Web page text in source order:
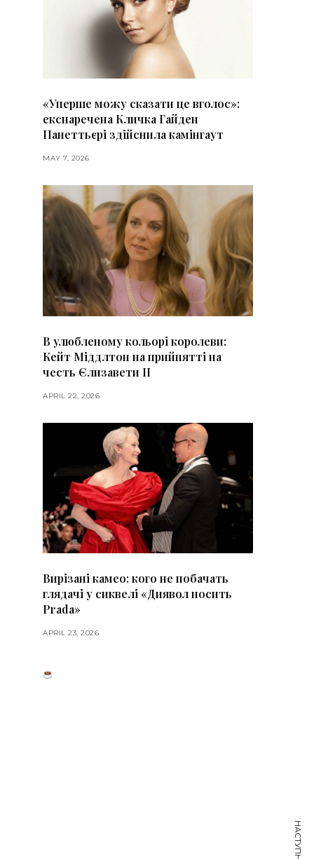
«Уперше можу сказати це вголос»:
екснаречена Кличка Гайден
Панеттьєрі здійснила камінгаут
MAY 7, 2026
В улюбленому кольорі королеви:
Кейт Міддлтон на прийнятті на
честь Єлизавети II
APRIL 22, 2026
Вирізані камео: кого не побачать
глядачі у сиквелі «Диявол носить
Prada»
APRIL 23, 2026